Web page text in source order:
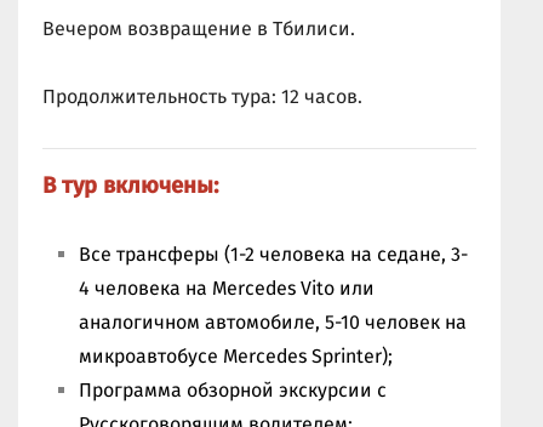
Вечером возвращение в Тбилиси.
Продолжительность тура: 12 часов.
В тур включены:
Все трансферы (1-2 человека на седане, 3-
4 человека на Mercedes Vito или
аналогичном автомобиле, 5-10 человек на
микроавтобусе Mercedes Sprinter);
Программа обзорной экскурсии с